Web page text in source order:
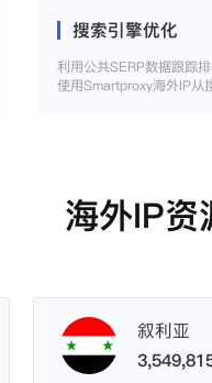
搜索引擎优化
利用公共SERP数据跟踪
使用Smartproxy海外IP从
海外IP资
叙利亚